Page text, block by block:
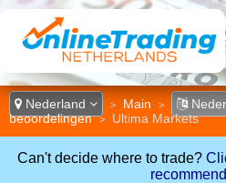
Nederland > Main >
beoordelingen
> Ultima Markets
Can't decide where to trade?